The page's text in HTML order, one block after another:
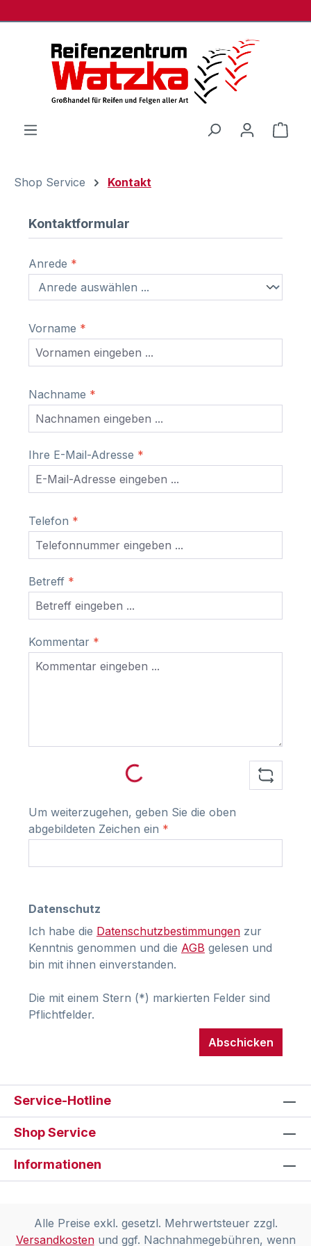
Shop Service Kontakt
Kontaktformular
Anrede *
Vorname *
Nachname *
Ihre E-Mail-Adresse *
Telefon *
Betreff *
Kommentar *
Loading...
Um weiterzugehen, geben Sie die oben
abgebildeten Zeichen ein *
Datenschutz
Ich habe die Datenschutzbestimmungen zur
Kenntnis genommen und die AGB gelesen und
bin mit ihnen einverstanden.
Die mit einem Stern (*) markierten Felder sind
Pflichtfelder.
Abschicken
Service-Hotline
Shop Service
Informationen
Alle Preise exkl. gesetzl. Mehrwertsteuer zzgl.
Versandkostenund ggf. Nachnahmegebühren, wenn